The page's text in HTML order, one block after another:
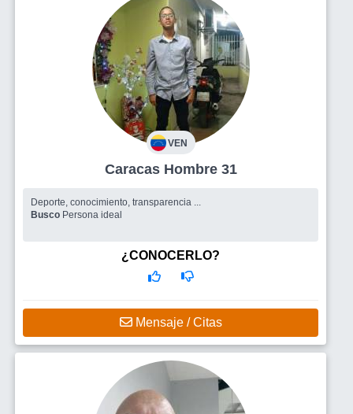
VEN
Caracas Hombre 31
Deporte, conocimiento, transparencia ...
Busco Persona ideal
¿CONOCERLO?
Mensaje / Citas